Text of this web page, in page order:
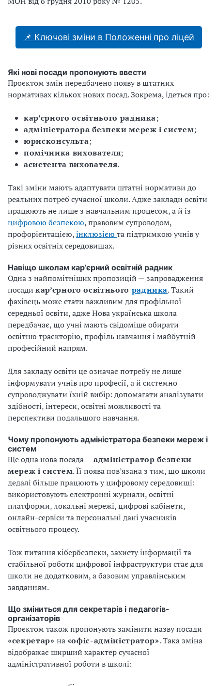
📌 Ключові зміни в Положенні про ліцей
Які нові посади пропонують ввести
Проєктом змін передбачено появу в штатних
нормативах кількох нових посад. Зокрема, ідеться про:
кар’єрного освітнього радника;
адміністратора безпеки мереж і систем;
юрисконсульта;
помічника вихователя;
асистента вихователя.
Такі зміни мають адаптувати штатні нормативи до
реальних потреб сучасної школи. Адже заклади освіти
працюють не лише з навчальним процесом, а й із
цифровою безпекою, правовим супроводом,
профорієнтацією,інклюзією та підтримкою учнів у
різних освітніх середовищах.
Навіщо школам кар’єрний освітній радник
Одна з найпомітніших пропозицій — запровадження
посади кар’єрного освітнього радника. Такий
фахівець може стати важливим для профільної
середньої освіти, адже Нова українська школа
передбачає, що учні мають свідоміше обирати
освітню траєкторію, профіль навчання і майбутній
професійний напрям.
Для закладу освіти це означає потребу не лише
інформувати учнів про професії, а й системно
супроводжувати їхній вибір: допомагати аналізувати
здібності, інтереси, освітні можливості та
перспективи подальшого навчання.
Чому пропонують адміністратора безпеки мереж і
систем
Ще одна нова посада —адміністратор безпеки
мереж і систем. Її поява пов’язана з тим, що школи
дедалі більше працюють у цифровому середовищі:
використовують електронні журнали, освітні
платформи, локальні мережі, цифрові кабінети,
онлайн-сервіси та персональні дані учасників
освітнього процесу.
Тож питання кібербезпеки, захисту інформації та
стабільної роботи цифрової інфраструктури стає для
школи не додатковим, а базовим управлінським
завданням.
Що зміниться для секретарів і педагогів-
організаторів
Проєктом також пропонують замінити назву посади
«секретар» на«офіс-адміністратор». Така зміна
відображає ширший характер сучасної
адміністративної роботи в школі: